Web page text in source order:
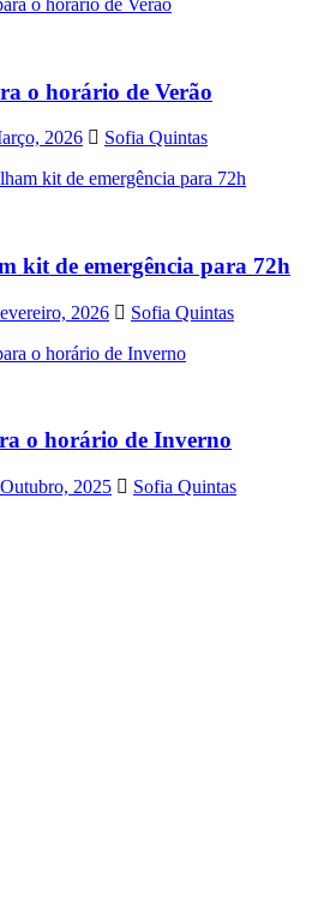
o horário de Verão
2026 Sofia Quintas
kit de emergência para 72h
2026 Sofia Quintas
o horário de Inverno
2025
Sofia Quintas